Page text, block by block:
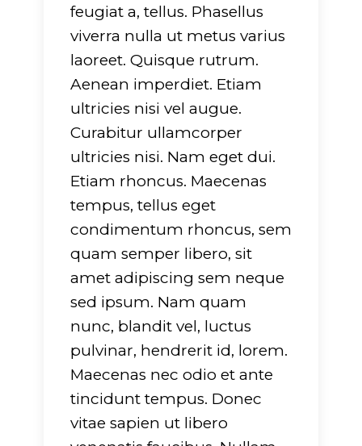
feugiat a, tellus. Phasellus
viverra nulla ut metus varius
laoreet. Quisque rutrum.
Aenean imperdiet. Etiam
ultricies nisi vel augue.
Curabitur ullamcorper
ultricies nisi. Nam eget dui.
Etiam rhoncus. Maecenas
tempus, tellus eget
condimentum rhoncus, sem
quam semper libero, sit
amet adipiscing sem neque
sed ipsum. Nam quam
nunc, blandit vel, luctus
pulvinar, hendrerit id, lorem.
Maecenas nec odio et ante
tincidunt tempus. Donec
vitae sapien ut libero